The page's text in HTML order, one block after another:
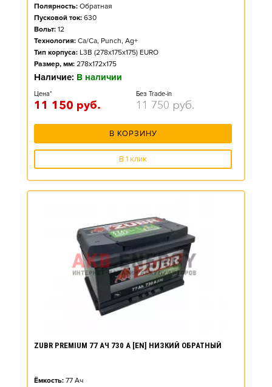
Полярность: Обратная
Пусковой ток: 630
Вольт: 12
Технология: Ca/Ca, Punch, Ag+
Тип корпуса: L3B (278x175x175) EURO
Размер, мм: 278x172x175
Наличие: В наличии
Цена*
11 150 руб.
Без Trade-in
11 750 руб.
В КОРЗИНУ
В 1 клик
ZUBR PREMIUM 77 АЧ 730 А [EN] НИЗКИЙ ОБРАТНЫЙ
Ёмкость: 77 Ач